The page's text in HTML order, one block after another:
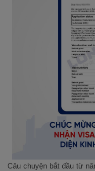
Câu chuyện bắt đầu từ